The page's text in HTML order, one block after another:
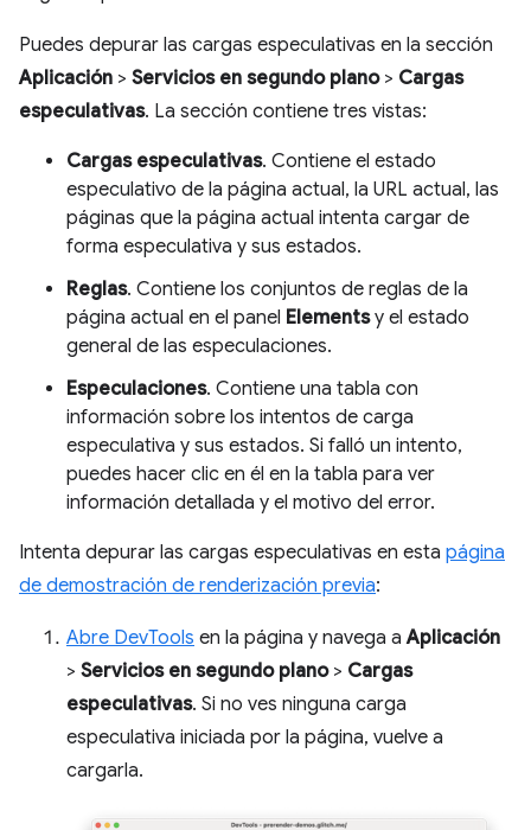
Puedes depurar las cargas especulativas en la sección
Aplicación > Servicios en segundo plano> Cargas
especulativas. La sección contiene tres vistas:
Cargas especulativas. Contiene el estado
especulativo de la página actual, la URL actual, las
páginas que la página actual intenta cargar de
forma especulativa y sus estados.
Reglas. Contiene los conjuntos de reglas de la
página actual en el panel Elementsy el estado
general de las especulaciones.
Especulaciones. Contiene una tabla con
información sobre los intentos de carga
especulativa y sus estados. Si falló un intento,
puedes hacer clic en él en la tabla para ver
información detallada y el motivo del error.
Intenta depurar las cargas especulativas en esta página
de demostración de renderización previa:
Abre DevTools en la página y navega aAplicación
> Servicios en segundo plano> Cargas
especulativas. Si no ves ninguna carga
especulativa iniciada por la página, vuelve a
cargarla.